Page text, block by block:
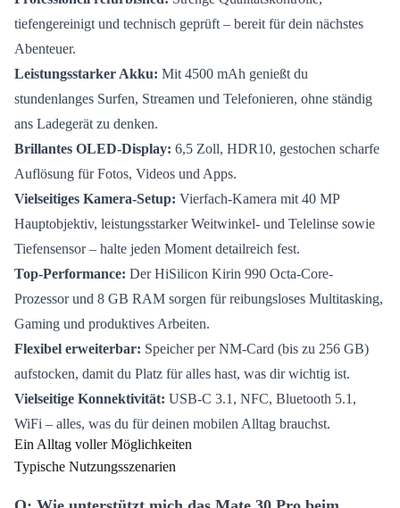
tiefengereinigt und technisch geprüft – bereit für dein nächstes
Abenteuer.
Leistungsstarker Akku: Mit 4500 mAh genießt du
stundenlanges Surfen, Streamen und Telefonieren, ohne ständig
ans Ladegerät zu denken.
Brillantes OLED-Display: 6,5 Zoll, HDR10, gestochen scharfe
Auflösung für Fotos, Videos und Apps.
Vielseitiges Kamera-Setup: Vierfach-Kamera mit 40 MP
Hauptobjektiv, leistungsstarker Weitwinkel- und Telelinse sowie
Tiefensensor – halte jeden Moment detailreich fest.
Top-Performance: Der HiSilicon Kirin 990 Octa-Core-
Prozessor und 8 GB RAM sorgen für reibungsloses Multitasking,
Gaming und produktives Arbeiten.
Flexibel erweiterbar: Speicher per NM-Card (bis zu 256 GB)
aufstocken, damit du Platz für alles hast, was dir wichtig ist.
Vielseitige Konnektivität: USB-C 3.1, NFC, Bluetooth 5.1,
WiFi – alles, was du für deinen mobilen Alltag brauchst.
Ein Alltag voller Möglichkeiten
Typische Nutzungsszenarien